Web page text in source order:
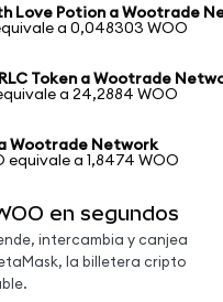
Love Potion a Wootrade
a 0,048303 WOO
Token a Wootrade
a 24,2884 WOO
Wootrade Network
equivale a 1,8474 WOO
en segundos
intercambia y canjea
la billetera cripto